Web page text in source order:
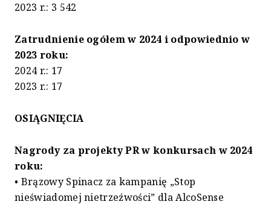
2023 r.: 3 542
Zatrudnienie ogółem w 2024 i odpowiednio w
2023 roku:
2024 r.: 17
2023 r.: 17
OSIĄGNIĘCIA
Nagrody za projekty PR w konkursach w 2024
roku:
• Brązowy Spinacz za kampanię „Stop
nieświadomej nietrzeźwości” dla AlcoSense